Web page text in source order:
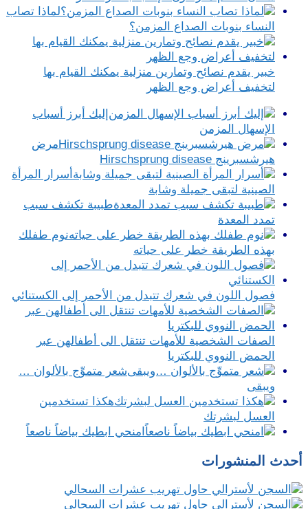
لماذا تصاب
النساء بنوبات الصداع المزمن؟
خبير يقدم نصائح وتمارين منزلية يمكنك القيام بها
لتخفيف أعراض وجع الظهر
إليك أبرز أسباب
الإسهال المزمن
مرض
هيرشسبرينج Hirschsprung disease
أسرار المرأة
الصينية لتبقى جميلة وشابة
طبيبة تكشف سبب
تمدد المعدة
نوم طفلك
بهذه الطريقة خطر على حياته
فصول اللون في شعرك تتبدل من الأحمر إلى الكستنائي
الصفات الشخصية للأمهات تنتقل الى أطفالهن عبر
الحمض النووي للبكتريا
شعر متموِّج بالألوان …
ويبقى
هكذا تستخدمين
العسل لبشرتك
امنحي ابطيك بياضاً ناصعاً
أحدث المنشورات